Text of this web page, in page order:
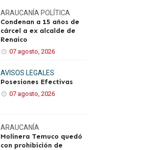
ARAUCANÍA POLÍTICA
Condenan a 15 años de
cárcel a ex alcalde de
Renaico
07 agosto, 2026
AVISOS LEGALES
Posesiones Efectivas
07 agosto, 2026
ARAUCANÍA
Molinera Temuco quedó
con prohibición de